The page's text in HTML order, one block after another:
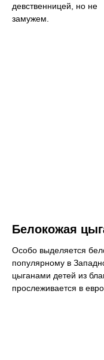
девственницей, но не
замужем.
Белокожая
Особо выделяется
популярному в
цыганами детей из
прослеживается в